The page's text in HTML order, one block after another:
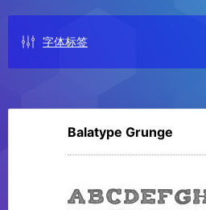
字体标签
Balatype Grunge